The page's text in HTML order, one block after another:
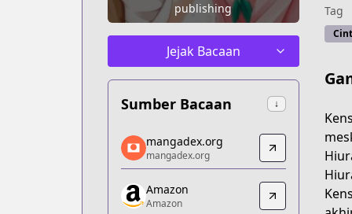
publishing
Jejak Bacaan
Sumber Bacaan ↓
mangadex.org
mangadex.org
https://mangadex.org/title/3bcc56f0-
Amazon
mangadex.org
mangadex.org
Amazon
Amazon
Tag